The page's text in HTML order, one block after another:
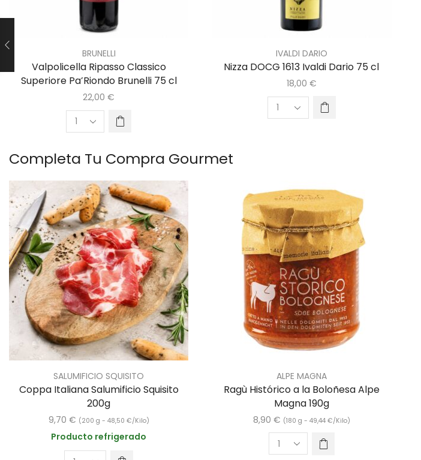
BRUNELLI
Valpolicella Ripasso Classico
Superiore Pa’Riondo Brunelli 75 cl
22,00€
IVALDI DARIO
Nizza DOCG 1613 Ivaldi Dario 75 cl
18,00 €
Completa Tu Compra Gourmet
SALUMIFICIO SQUISITO
Coppa Italiana Salumificio Squisito
200g
9,70 € (200 g - 48,50 €/Kilo)
Producto refrigerado
ALPE MAGNA
Ragù Histórico a la Boloñesa Alpe
Magna 190g
8,90 € (180 g - 49,44 €/Kilo)